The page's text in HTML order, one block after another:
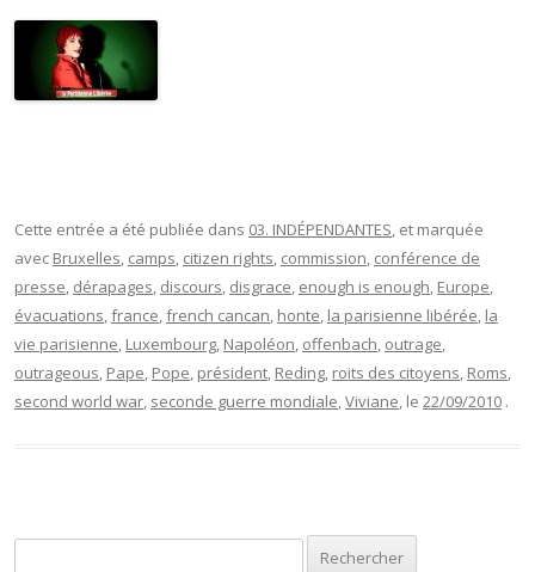
Cette entrée a été publiée dans 03. INDÉPENDANTES, et marquée
avec Bruxelles, camps, citizen rights, commission, conférence de
presse, dérapages, discours, disgrace, enough is enough, Europe,
évacuations,france,french cancan, honte, la parisienne libérée, la
vie parisienne, Luxembourg, Napoléon, offenbach, outrage,
outrageous, Pape, Pope, président, Reding, roits des citoyens, Roms,
second world war, seconde guerre mondiale,Viviane, le 22/09/2010 .